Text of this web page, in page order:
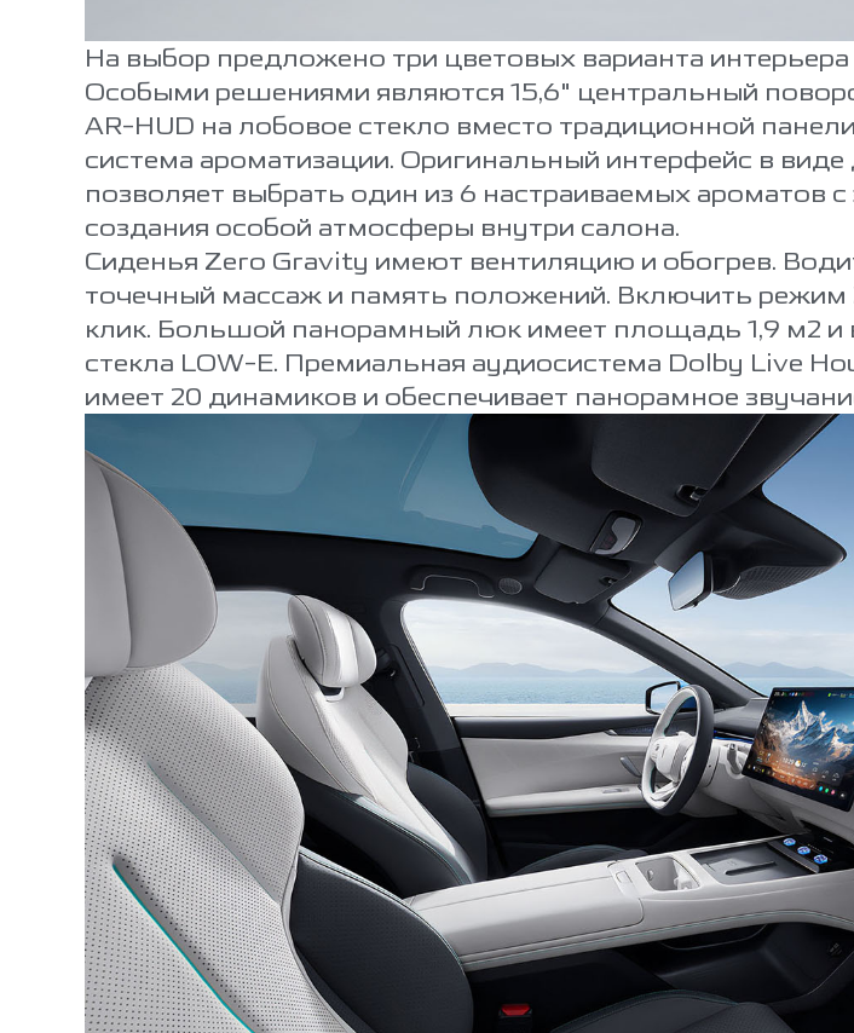
На выбор предложено три цветовых варианта
Особыми решениями являются 15,6" центральный
AR-HUD на лобовое стекло вместо традиционной
система ароматизации. Оригинальный интерфейс в
позволяет выбрать один из 6 настраиваемых ароматов
создания особой атмосферы внутри салона.
Сиденья Zero Gravity имеют вентиляцию и обогрев.
точечный массаж и память положений. Включить
клик. Большой панорамный люк имеет площадь 1,9 м2 и
стекла LOW-E. Премиальная аудиосистема Dolby Live
имеет 20 динамиков и обеспечивает панорамное